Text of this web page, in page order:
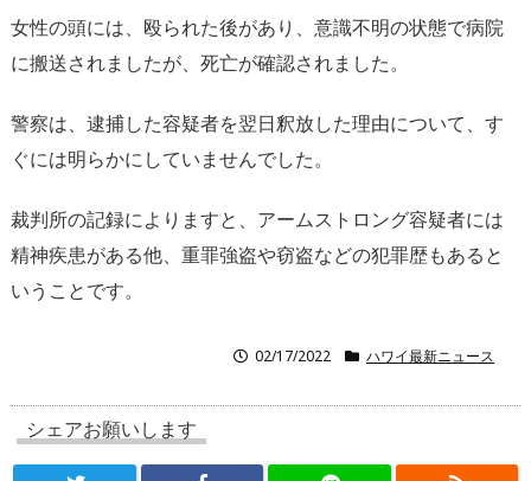
女性の頭には、殴られた後があり、意識不明の状態で病院
に搬送されましたが、死亡が確認されました。
警察は、逮捕した容疑者を翌日釈放した理由について、す
ぐには明らかにしていませんでした。
裁判所の記録によりますと、アームストロング容疑者には
精神疾患がある他、重罪強盗や窃盗などの犯罪歴もあると
いうことです。
02/17/2022 ハワイ最新ニュース
シェアお願いします